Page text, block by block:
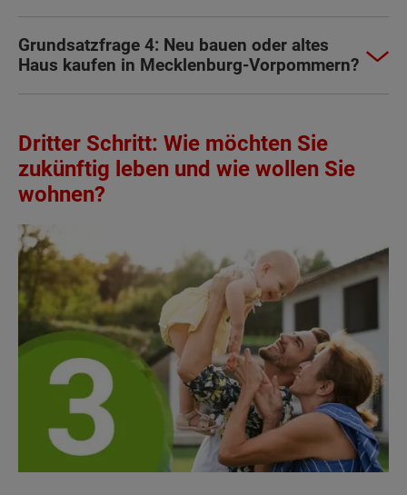
Grundsatzfrage 4: Neu bauen oder altes
Haus kaufen in Mecklenburg-Vorpommern?
Dritter Schritt: Wie möchten Sie
zukünftig leben und wie wollen Sie
wohnen?